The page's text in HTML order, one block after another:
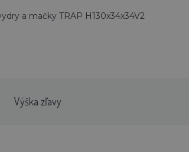
a mačky TRAP H130x34x34V2
Výška zľavy